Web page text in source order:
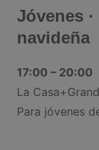
Jóvenes
navideña
17:00 – 20:00
La
Para jóvenes